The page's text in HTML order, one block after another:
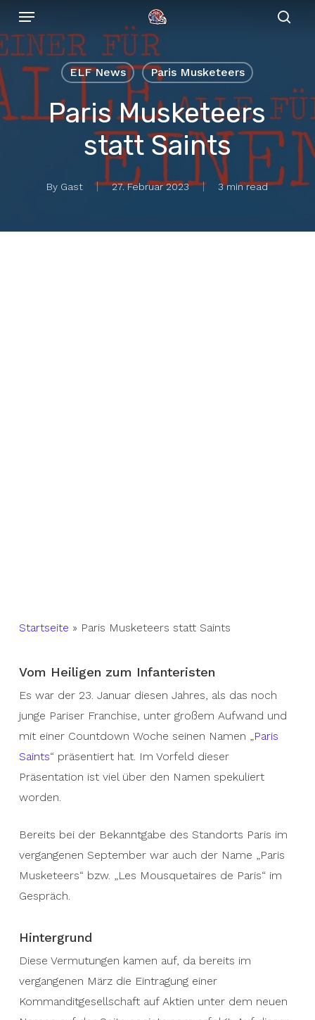
Skip
to
main
content
Menu
ELF News Paris Musketeers
Paris Musketeers
statt Saints
By Gast 27. Februar 2023 3 min read
Startseite » Paris Musketeers statt Saints
Vom Heiligen zum Infanteristen
Es war der 23. Januar diesen Jahres, als das noch
junge Pariser Franchise, unter großem Aufwand und
mit einer Countdown Woche seinen Namen „Paris
Saints“ präsentiert hat. Im Vorfeld dieser
Präsentation ist viel über den Namen spekuliert
worden.
Bereits bei der Bekanntgabe des Standorts Paris im
vergangenen September war auch der Name „Paris
Musketeers“ bzw. „Les Mousquetaires de Paris“ im
Gespräch.
Hintergrund
Diese Vermutungen kamen auf, da bereits im
vergangenen März die Eintragung einer
Kommanditgesellschaft auf Aktien unter dem neuen